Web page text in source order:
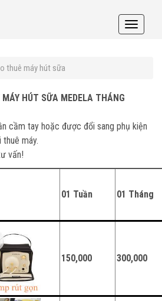
Toggle
thuê máy hút sữa
HÚT SỮA MEDELA THÁNG
cầm tay hoặc được đổi sang phụ kiện
máy.
vấn!
01 Tuần 01 Tháng
150,000 300,000